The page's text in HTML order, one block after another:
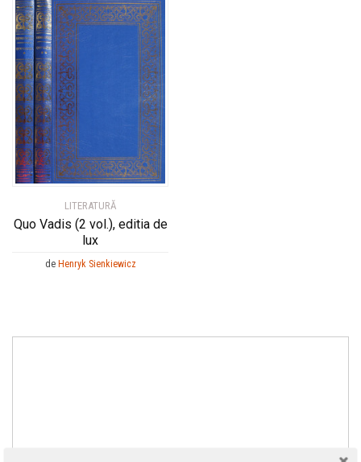
LITERATURĂ
Quo Vadis (2 vol.), editia de
lux
de Henryk Sienkiewicz